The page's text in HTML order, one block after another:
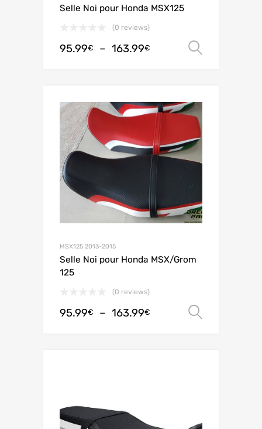
Selle Noi pour Honda MSX125
(0 reviews)
95.99€ – 163.99€
MSX125 2013-2015
Selle Noi pour Honda MSX/Grom
125
(0 reviews)
95.99€ – 163.99€